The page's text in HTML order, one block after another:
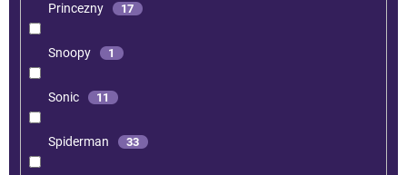
Princezny 17
Snoopy 1
Sonic 11
Spiderman 33